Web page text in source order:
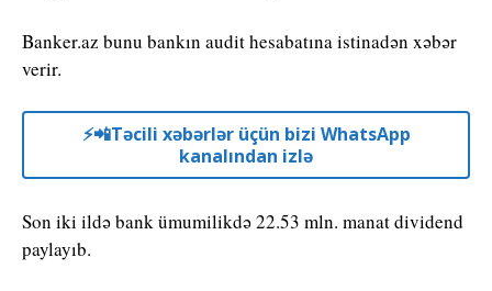
Banker.az bunu bankın audit hesabatına istinadən xəbər
verir.
⚡️📲Təcili xəbərlər üçün bizi WhatsApp
kanalından izlə
Son iki ildə bank ümumilikdə 22.53 mln. manat dividend
paylayıb.